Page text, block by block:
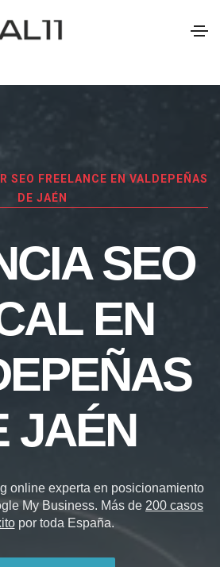
FREELANCE EN VALDEPEÑAS
DE JAÉN
SEO
EN
JAÉN
online experta en posicionamiento
My Business. Más de 200 casos
por toda España.